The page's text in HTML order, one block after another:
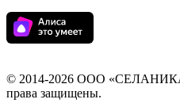
© 2014-2026 ООО
права защищены.